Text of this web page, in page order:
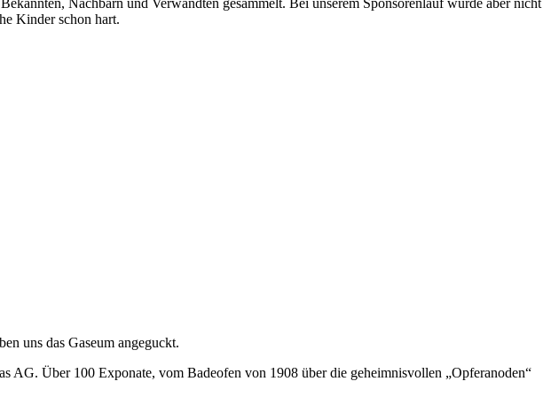
Nachbarn und Verwandten gesammelt. Bei unserem Sponsorenlauf wurde aber nicht
Kinder schon hart.
uns das Gaseum angeguckt.
AG. Über 100 Exponate, vom Badeofen von 1908 über die geheimnisvollen „Opferanoden“